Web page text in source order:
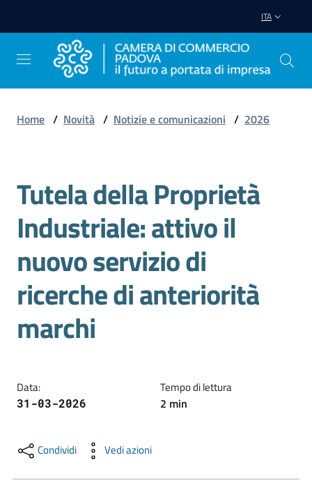
ITA
Gestire
Impresa
Promuovere
Impresa
e
territorio
Tutelare
Impresa
Consumatore
Home / Novità / Notizie e comunicazioni / 2026
Salta al contenuto
Tutela della Proprietà
Industriale: attivo il
nuovo servizio di
ricerche di anteriorità
marchi
Data:
31-03-2026
Tempo di lettura
2 min
Condividi Vedi azioni